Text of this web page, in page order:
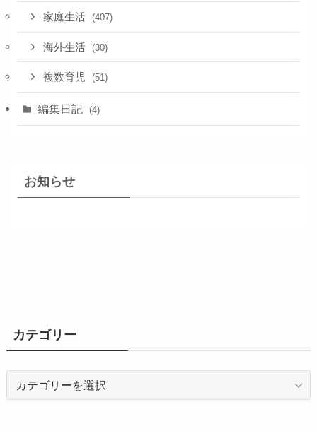
家庭生活 (407)
海外生活 (30)
複数育児 (51)
編集日記 (4)
お知らせ
カテゴリー